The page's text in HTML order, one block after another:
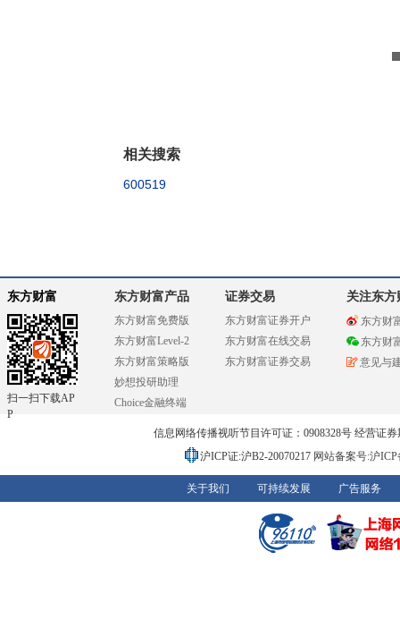
相关搜索
600519
东方财富
扫一扫下载AP
P
东方财富产品
东方财富免费版
东方财富Level-2
东方财富策略版
妙想投研助理
Choice金融终端
证券交易
东方财富证券开户
东方财富在线交易
东方财富证券交易
关注东方
东方财
东方财
意见与
信息网络传播视听节目许可证：0908328号 经营证
沪ICP证:沪B2-20070217 网站备案号:沪
关于我们 可持续发展 广告服务